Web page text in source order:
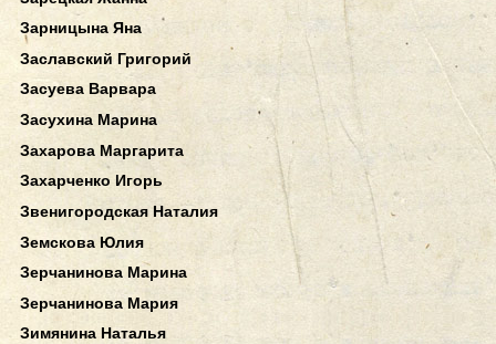
Зарницына Яна
Заславский Григорий
Засуева Варвара
Засухина Марина
Захарова Маргарита
Захарченко Игорь
Звенигородская Наталия
Земскова Юлия
Зерчанинова Марина
Зерчанинова Мария
Зимянина Наталья